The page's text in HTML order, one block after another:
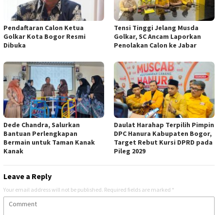
Pendaftaran Calon Ketua
Golkar Kota Bogor Resmi
Dibuka
Tensi Tinggi Jelang Musda
Golkar, SC Ancam Laporkan
Penolakan Calon ke Jabar
Dede Chandra, Salurkan
Bantuan Perlengkapan
Bermain untuk Taman Kanak
Kanak
Daulat Harahap Terpilih Pimpin
DPC Hanura Kabupaten Bogor,
Target Rebut Kursi DPRD pada
Pileg 2029
Leave a Reply
Your email address will not be published. Required fields are marked *